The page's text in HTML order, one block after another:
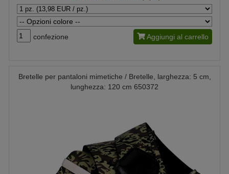
confezione Aggiungi al carrello
Bretelle per pantaloni mimetiche / Bretelle, larghezza: 5 cm,
lunghezza: 120 cm 650372